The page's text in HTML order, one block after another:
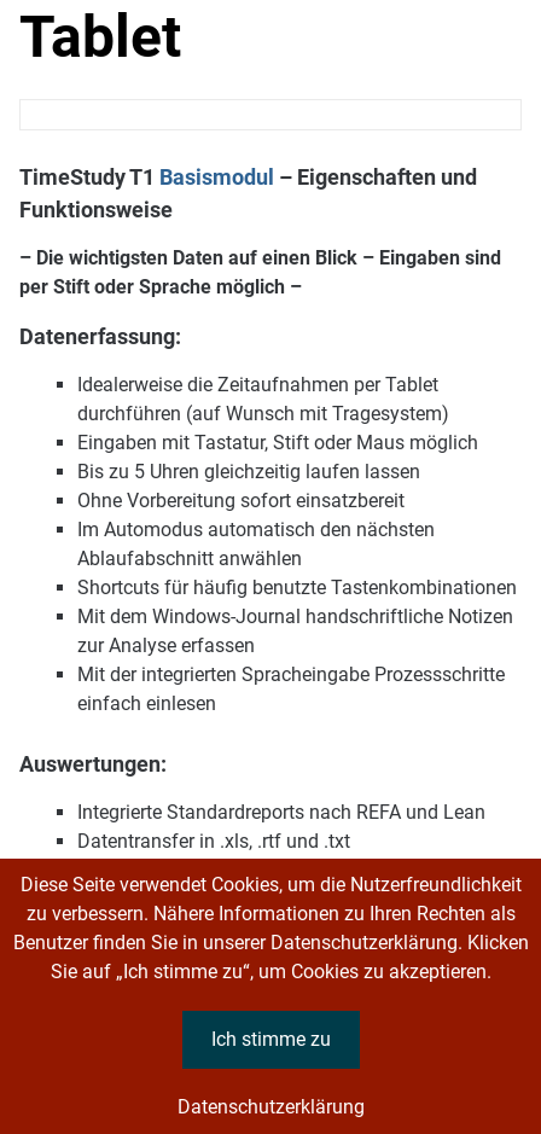
Tablet
TimeStudy T1 Basismodul – Eigenschaften und
Funktionsweise
– Die wichtigsten Daten auf einen Blick – Eingaben sind
per Stift oder Sprache möglich –
Datenerfassung:
Idealerweise die Zeitaufnahmen per Tablet
durchführen (auf Wunsch mit Tragesystem)
Eingaben mit Tastatur, Stift oder Maus möglich
Bis zu 5 Uhren gleichzeitig laufen lassen
Ohne Vorbereitung sofort einsatzbereit
Im Automodus automatisch den nächsten
Ablaufabschnitt anwählen
Shortcuts für häufig benutzte Tastenkombinationen
Mit dem Windows-Journal handschriftliche Notizen
zur Analyse erfassen
Mit der integrierten Spracheingabe Prozessschritte
einfach einlesen
Auswertungen:
Integrierte Standardreports nach REFA und Lean
Datentransfer in .xls, .rtf und .txt
Excelvorlagen (REFA, LEAN, Dashboards) via Excel-
Exportkonfigurator
Erstellung von Arbeitsanweisungen
REFA-Anforderungen:
Unveränderliches Urprotokoll
Mitlaufender Epsilonwert
Erweiterte Ablaufabschnittsbeschreibung,
Diese Seite verwendet Cookies, um die Nutzerfreundlichkeit
zu verbessern. Nähere Informationen zu Ihren Rechten als
Benutzer finden Sie in unserer Datenschutzerklärung. Klicken
Sie auf „Ich stimme zu“, um Cookies zu akzeptieren.
Ich stimme zu
Datenschutzerklärung